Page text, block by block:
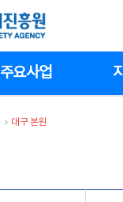
주요사업
>
대구 본원